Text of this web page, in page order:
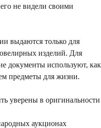
не видели своими
выдаются только для
изделий. Для
документы используют, как
предметы для жизни.
уверены в оригинальности
аукционах